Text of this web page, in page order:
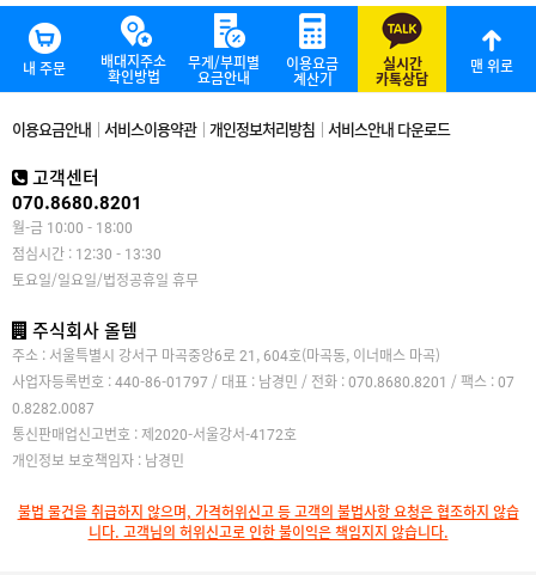
내 주문 배대지주소
확인방법
무게/부피별
요금안내
이용요금
계산기
실시간
카톡상담
맨 위로
이용요금안내 서비스이용약관 개인정보처리방침 서비스안내 다운로드
고객센터
070.8680.8201
월-금 10:00 - 18:00
점심시간 : 12:30 - 13:30
토요일/일요일/법정공휴일 휴무
주식회사 올템
주소 : 서울특별시 강서구 마곡중앙6로 21, 604호(마곡동, 이너매스 마곡)
사업자등록번호 : 440-86-01797 / 대표 : 남경민 / 전화 : 070.8680.8201 / 팩스 : 07
0.8282.0087
통신판매업신고번호 : 제2020-서울강서-4172호
개인정보 보호책임자 : 남경민
불법 물건을 취급하지 않으며, 가격허위신고 등 고객의 불법사항 요청은 협조하지 않습
니다. 고객님의 허위신고로 인한 불이익은 책임지지 않습니다.